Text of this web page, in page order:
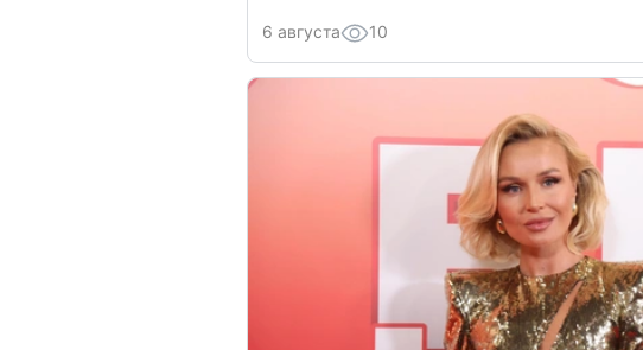
6 августа 10